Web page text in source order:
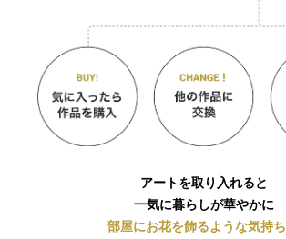
アートを取り入れると
一気に暮らしが華やかに
部屋にお花を飾るような気持ち